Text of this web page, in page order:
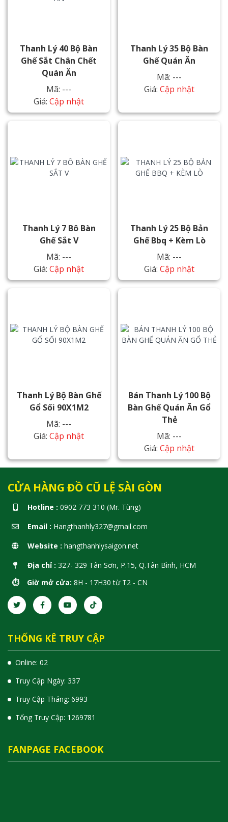
Thanh Lý 40 Bộ Bàn
Ghế Sắt Chân Chết
Quán Ăn
Mã: ---
Giá: Cập nhật
Thanh Lý 35 Bộ Bàn
Ghế Quán Ăn
Mã: ---
Giá: Cập nhật
Thanh Lý 7 Bô Bàn
Ghế Sắt V
Mã: ---
Giá: Cập nhật
Thanh Lý 25 Bộ Bản
Ghế Bbq + Kèm Lò
Mã: ---
Giá: Cập nhật
Thanh Lý Bộ Bàn Ghế
Gổ Sối 90X1M2
Mã: ---
Giá: Cập nhật
Bán Thanh Lý 100 Bộ
Bàn Ghế Quán Ăn Gổ
Thẻ
Mã: ---
Giá: Cập nhật
CỬA HÀNG ĐỒ CŨ LỆ SÀI GÒN
Hotline : 0902 773 310 (Mr. Tùng)
Email : Hangthanhly327@gmail.com
Website : hangthanhlysaigon.net
Địa chỉ : 327- 329 Tân Sơn, P.15, Q.Tân Bình, HCM
⏱️ Giờ mở cửa: 8H - 17H30 từ T2 - CN
THỐNG KÊ TRUY CẬP
Online: 02
Truy Cập Ngày: 337
Truy Cập Tháng: 6993
Tổng Truy Cập: 1 269781
FANPAGE FACEBOOK